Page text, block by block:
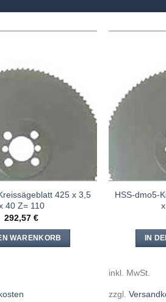
Meine
Sägen
hinzufügen
425 x 3,5
40 Z= 110
292,57€
WARENKORB
HSS-dmo5-
IN
inkl. MwSt.
zzgl.